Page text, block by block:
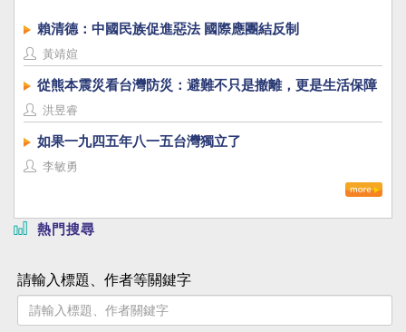
賴清德：中國民族促進惡法 國際應團結反制
黃靖媗
從熊本震災看台灣防災：避難不只是撤離，更是生活保障
洪昱睿
如果一九四五年八一五台灣獨立了
李敏勇
熱門搜尋
請輸入標題、作者等關鍵字